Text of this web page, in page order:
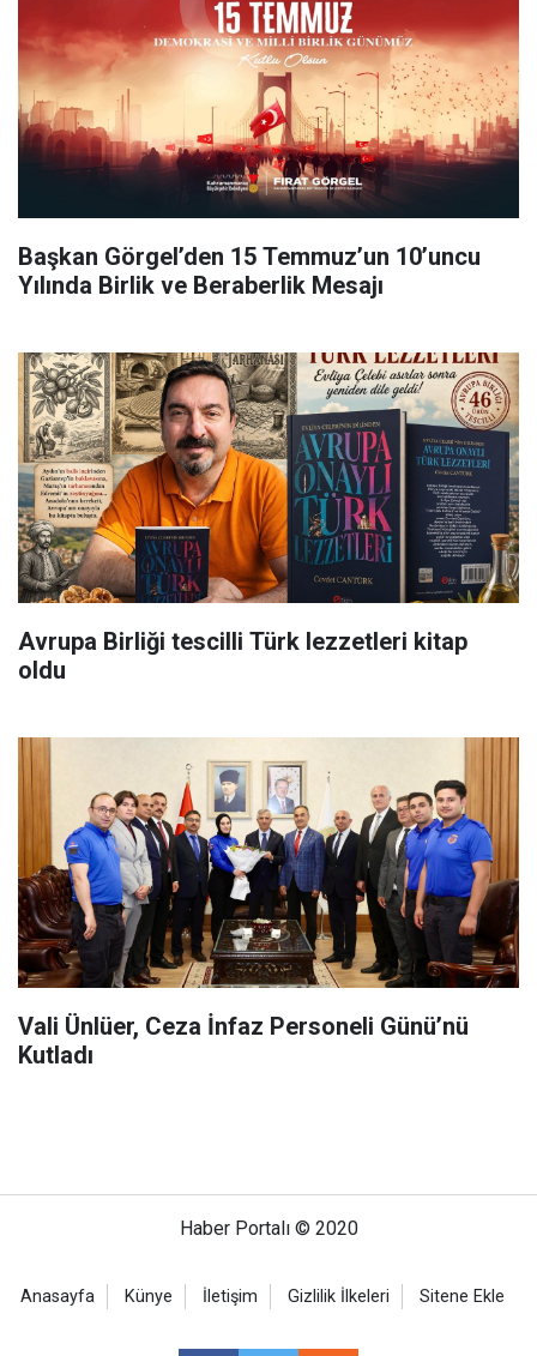
Başkan Görgel’den 15 Temmuz’un 10’uncu
Yılında Birlik ve Beraberlik Mesajı
Avrupa Birliği tescilli Türk lezzetleri kitap
oldu
Vali Ünlüer, Ceza İnfaz Personeli Günü’nü
Kutladı
Haber Portalı © 2020
Anasayfa Künye İletişim Gizlilik İlkeleri Sitene Ekle